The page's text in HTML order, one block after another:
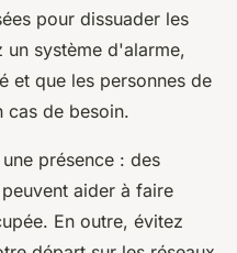
pour dissuader les
un système d'alarme,
et que les personnes de
cas de besoin.
présence : des
aider à faire
En outre, évitez